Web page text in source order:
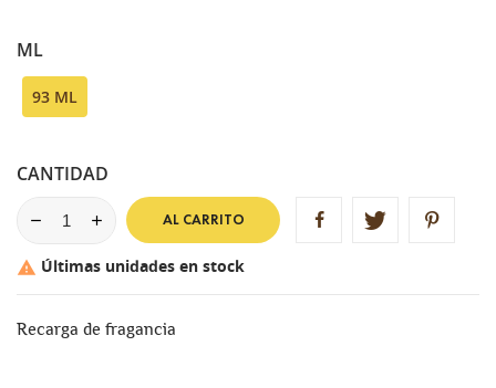
ML
93 ML
CANTIDAD
AL CARRITO
 Últimas unidades en stock
Recarga de fragancia